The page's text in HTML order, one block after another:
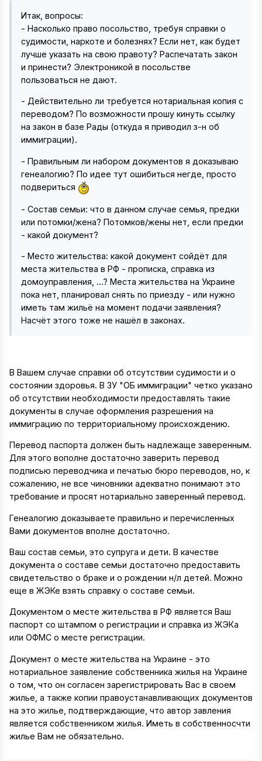
Итак, вопросы:
- Насколько право посольство, требуя справки о
судимости, наркоте и болезнях? Если нет, как будет
лучше указать на свою правоту? Распечатать закон
и принести? Электроникой в посольстве
пользоваться не дают.
- Действительно ли требуется нотариальная копия с
переводом? По возможности прошу кинуть ссылку
на закон в базе Рады (откуда я приводил з-н об
иммиграции).
- Правильным ли набором документов я доказываю
генеалогию? По идее тут ошибиться негде, просто
подвериться
- Состав семьи: что в данном случае семья, предки
или потомки/жена? Потомков/жены нет, если предки
- какой документ?
- Место жительства: какой документ сойдёт для
места жительства в РФ - прописка, справка из
домоуправления, ...? Места жительства на Украине
пока нет, планировал снять по приезду - или нужно
иметь там жильё на момент подачи заявления?
Насчёт этого тоже не нашёл в законах.
В Вашем случае справки об отсутствии судимости и о
состоянии здоровья. В ЗУ "ОБ иммиграции" четко указано
об отсутствии необходимости предоставлять такие
документы в случае оформления разрешения на
иммиграцию по территориальному происхождению.
Перевод паспорта должен быть надлежаще заверенным.
Для этого вополне достаточно заверить перевод
подписью переводчика и печатью бюро переводов, но, к
сожалению, не все чиновники адекватно понимают это
требование и просят нотариально заверенный перевод.
Генеалогию доказываете правильно и перечисленных
Вами документов вполне достаточно.
Ваш состав семьи, это супруга и дети. В качестве
документа о составе семьи достаточно предоставить
свидетельство о браке и о рождении н/л детей. Можно
еще в ЖЭКе взять справку о составе семьи.
Документом о месте жительства в РФ является Ваш
паспорт со штампом о регистрации и справка из ЖЭКа
или ОФМС о месте регистрации.
Документ о месте жительства на Украине - это
нотариальное заявление собственника жилья на Украине
о том, что он согласен зарегистрировать Вас в своем
жилье, а также копии правоустанавливающих документов
на это жилье, подтверждающие, что автор завления
является собственником жилья. Иметь в собственносчти
жилье Вам не обязательно.